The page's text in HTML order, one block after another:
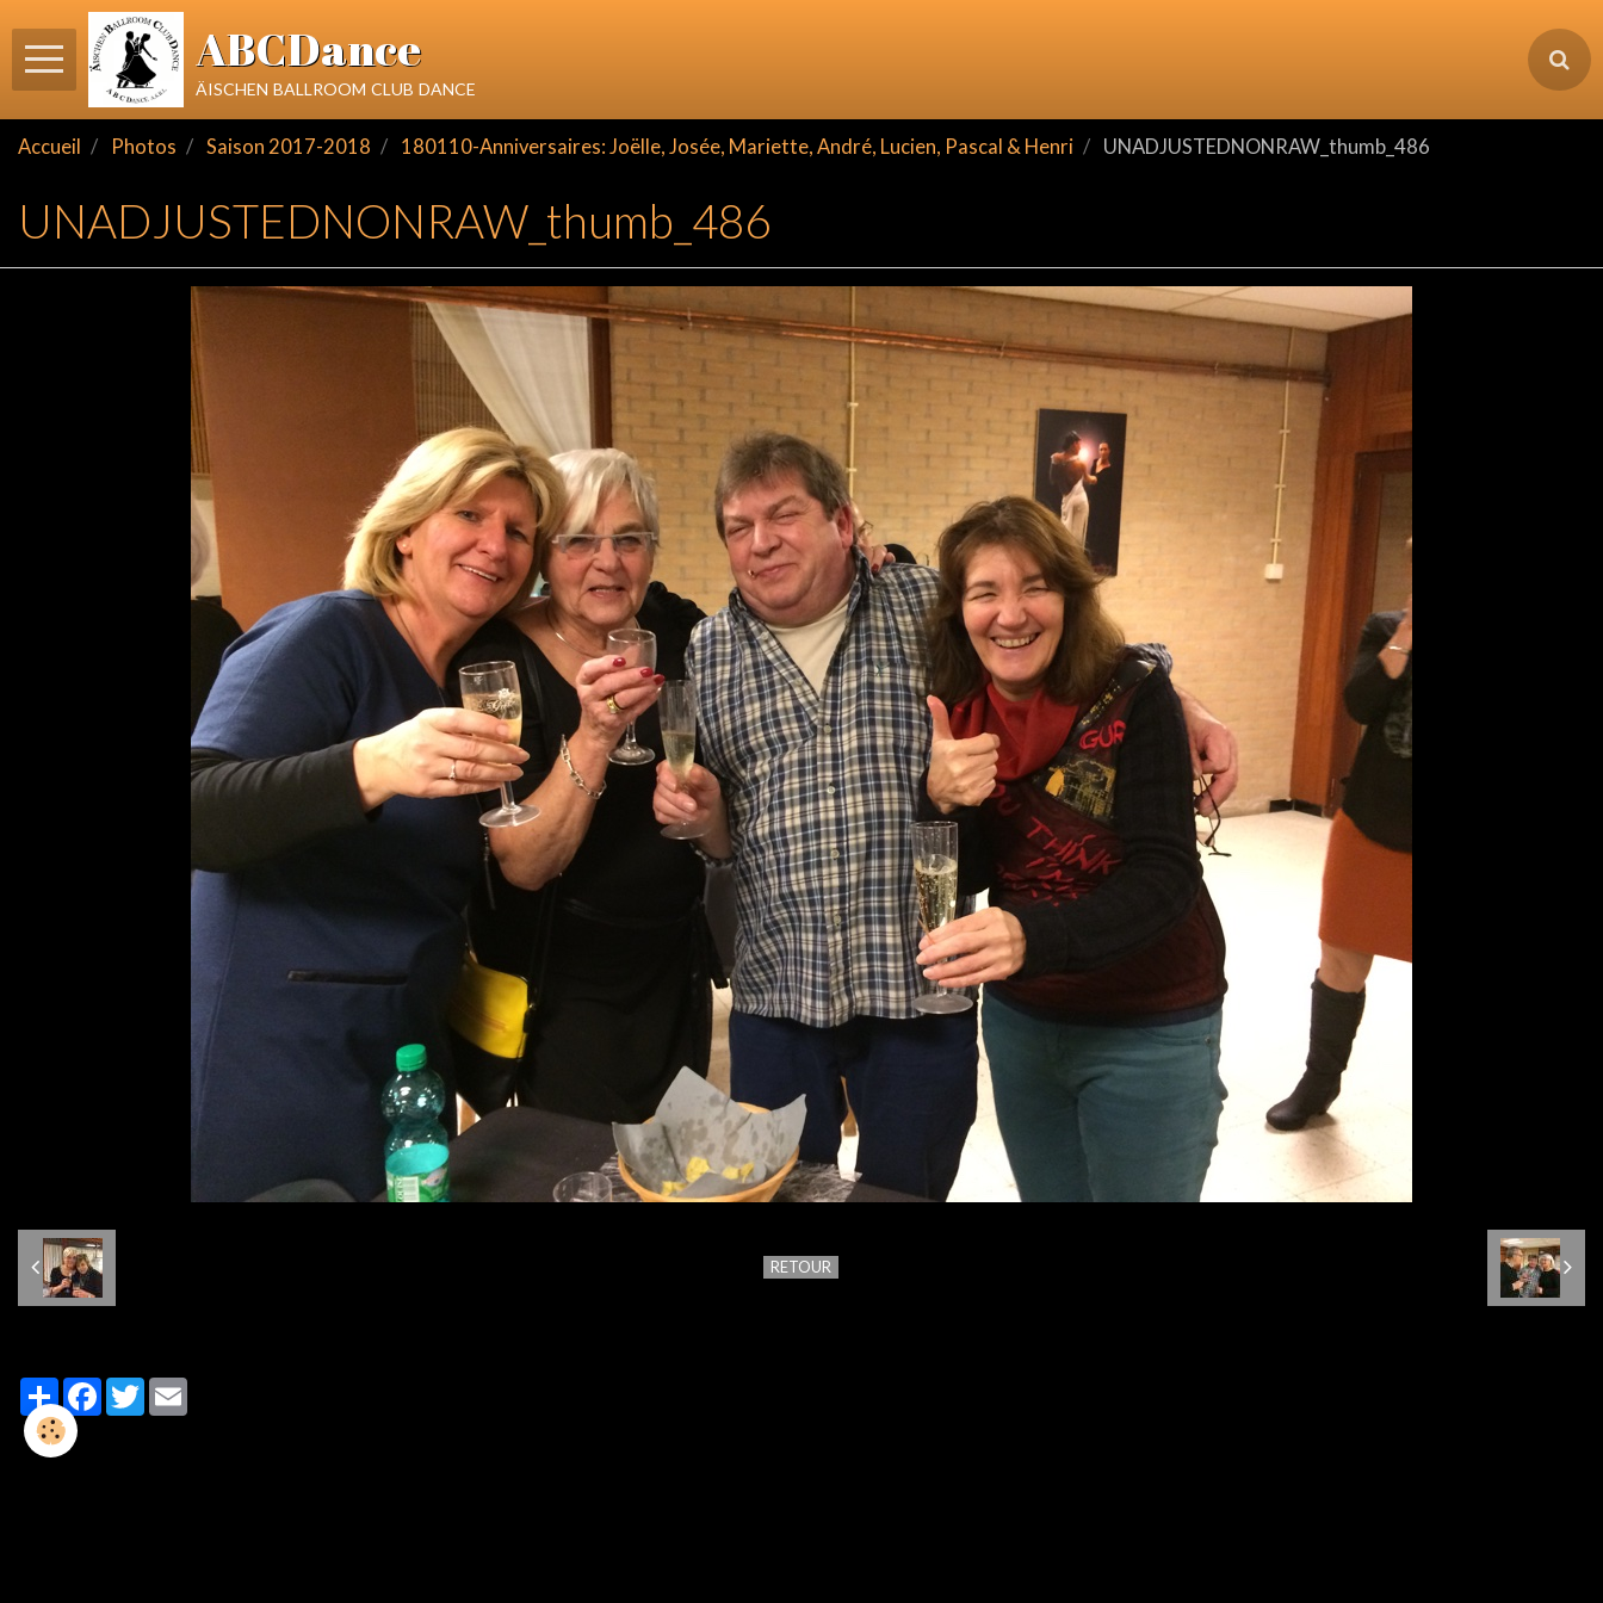
ABCDance
äischen ballroom club dance
Accueil Photos Saison 2017-2018 180110-Anniversaires: Joëlle, Josée, Mariette, André, Lucien, Pascal & Henri UNADJUSTEDNONRAW_thumb_486
UNADJUSTEDNONRAW_thumb_486
RETOUR
PartagerFacebook
Twitter